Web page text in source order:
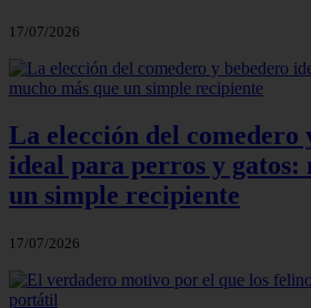
17/07/2026
La elección del comedero
ideal para perros y gatos:
un simple recipiente
17/07/2026